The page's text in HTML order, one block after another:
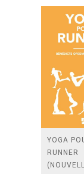
YOGA
RUNNER